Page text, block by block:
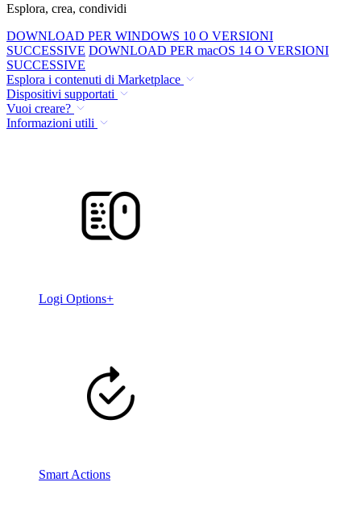
Esplora, crea, condividi
DOWNLOAD PER WINDOWS 10 O VERSIONI
SUCCESSIVE DOWNLOAD PER macOS 14 O VERSIONI
SUCCESSIVE
Esplora i contenuti di Marketplace
Dispositivi supportati
Vuoi creare?
Informazioni utili
Logi Options+
Smart Actions